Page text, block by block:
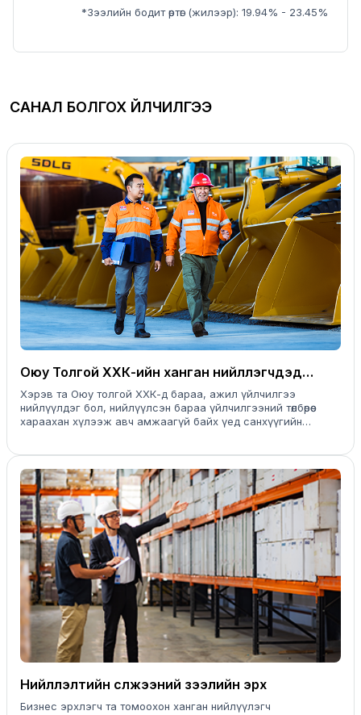
*Зээлийн бодит өртөг (жилээр): 19.94% - 23.45%
САНАЛ БОЛГОХ ҮЙЛЧИЛГЭЭ
Оюу Толгой ХХК-ийн ханган нийлүүлэгчдэд
зориулсан зээл, зээлийн эрх
Хэрэв та Оюу толгой ХХК-д бараа, ажил үйлчилгээ
нийлүүлдэг бол, нийлүүлсэн бараа үйлчилгээний төлбөрөө
хараахан хүлээж авч амжаагүй байх үед санхүүгийн
Нийлүүлэлтийн сүлжээний зээлийн эрх
Бизнес эрхлэгч та томоохон ханган нийлүүлэгч